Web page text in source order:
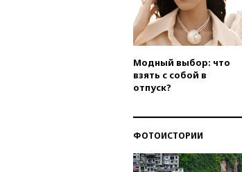
Модный выбор: что
взять с собой в
отпуск?
ФОТОИСТОРИИ